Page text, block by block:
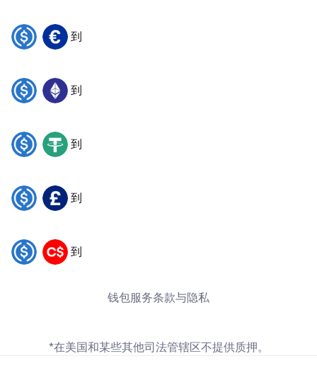
USDC EUR 到
USDC ETH 到
USDC USDT 到
USDC GBP 到
USDC CAD 到
钱包服务条款与隐私
*在美国和某些其他司法管辖区不提供质押。